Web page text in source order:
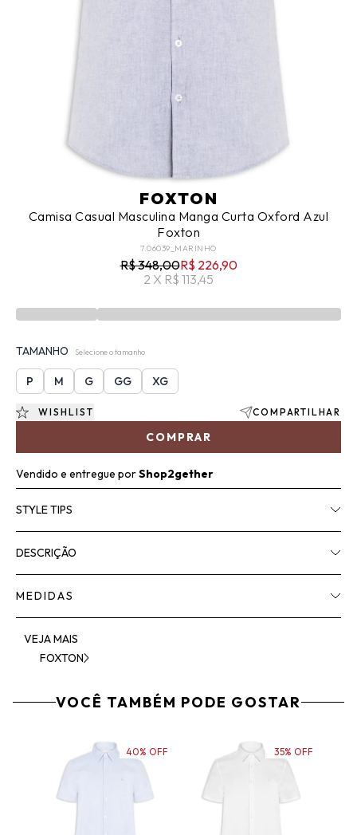
FOXTON
Camisa Casual Masculina Manga Curta Oxford Azul
Foxton
7.06039_MARINHO
R$ 348,00R$ 226,90
2 X R$ 113,45
TAMANHO Selecione o tamanho
P M G GG XG
COMPRAR
WISHLIST COMPARTILHAR
Vendido e entregue porShop2gether
STYLE TIPS
DESCRIÇÃO
MEDIDAS
VEJA MAIS
FOXTON
VOCÊ TAMBÉM PODE GOSTAR
40% OFF 35% OFF